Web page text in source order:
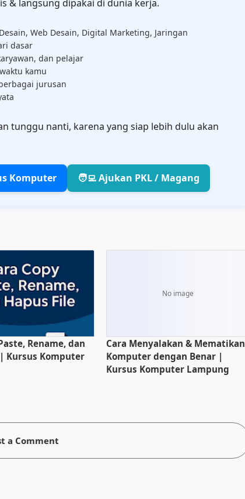
& langsung dipakai di dunia kerja.
Web Desain, Digital Marketing, Jaringan
dasar
dan pelajar
kamu
jurusan
tunggu nanti, karena yang siap lebih dulu akan
Komputer 🧑‍💻 Ajukan PKL / Magang
Rename, dan
Kursus Komputer
Cara Menyalakan & Mematikan
Komputer dengan Benar |
Kursus Komputer Lampung
a Comment